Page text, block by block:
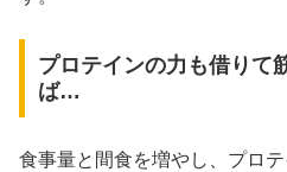
プロテインの力も借りて
ば…
食事量と間食を増やし、プロ